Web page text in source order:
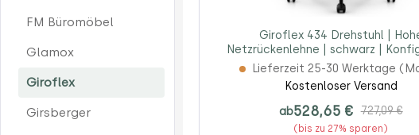
FM Büromöbel
Glamox
Giroflex
Girsberger
Giroflex 434 Drehstuhl |
Netzrückenlehne | schwarz |
Lieferzeit 25-30 Werktage
Kostenloser Versand
ab528,65 € 727,09 €
(bis zu 27% sparen)